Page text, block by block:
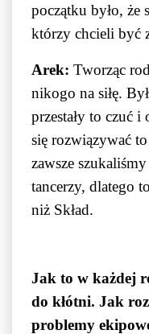
początku było, że
którzy chcieli być
Arek: Tworząc
nikogo na siłę.
przestały to czuć
się rozwiązywać
zawsze
tancerzy, dlatego
niż Skład.
Jak to w każdej
do kłótni. Jak
problemy